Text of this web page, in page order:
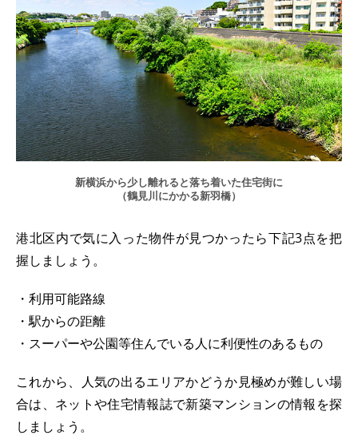
新横浜から少し離れると落ち着いた住宅街に
（鶴見川にかかる新羽橋）
港北区内で気に入った物件が見つかったら下記3点を把
握しましょう。
・利用可能路線
・駅からの距離
・スーパーや公園等住んでいる人に利便性のあるもの
これから、人気の出るエリアかどうか見極めが難しい場
合は、ネットや住宅情報誌で新築マンションの情報を探
しましょう。